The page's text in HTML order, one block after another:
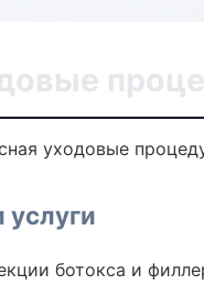
уходовые
ботокса и